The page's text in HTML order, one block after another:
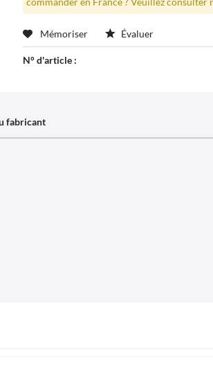
Mémoriser Évaluer
N° d'article :
fabricant